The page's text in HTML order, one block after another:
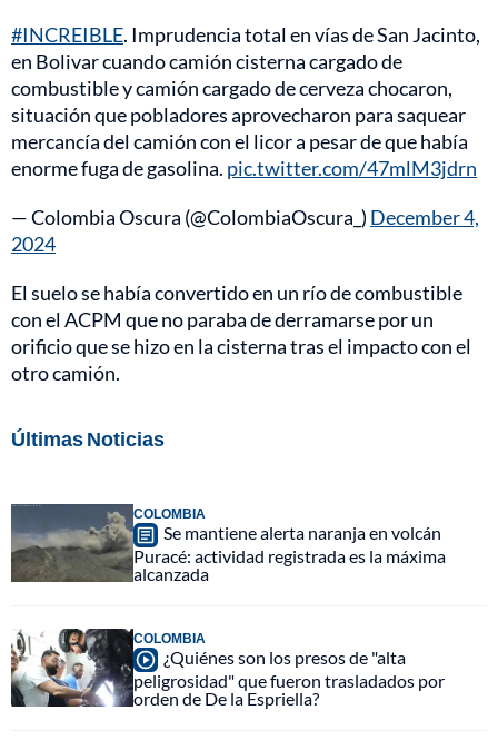
#INCREIBLE. Imprudencia total en vías de San Jacinto,
en Bolivar cuando camión cisterna cargado de
combustible y camión cargado de cerveza chocaron,
situación que pobladores aprovecharon para saquear
mercancía del camión con el licor a pesar de que había
enorme fuga de gasolina. pic.twitter.com/47mlM3jdrn
— Colombia Oscura (@ColombiaOscura_) December 4,
2024
El suelo se había convertido en un río de combustible
con el ACPM que no paraba de derramarse por un
orificio que se hizo en la cisterna tras el impacto con el
otro camión.
Últimas Noticias
COLOMBIA
Se mantiene alerta naranja en volcán
Puracé: actividad registrada es la máxima
alcanzada
COLOMBIA
¿Quiénes son los presos de "alta
peligrosidad" que fueron trasladados por
orden de De la Espriella?